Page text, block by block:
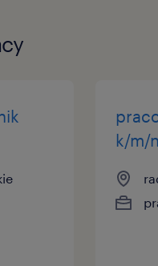
k/m/